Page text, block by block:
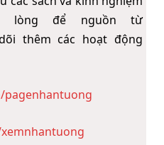
lòng để nguồn từ
thêm các hoạt động
pagenhantuong